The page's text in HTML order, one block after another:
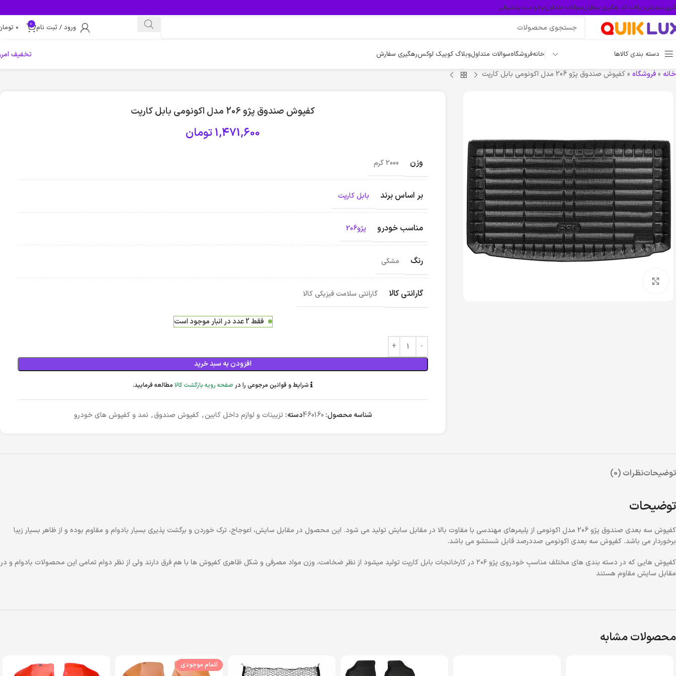
سفارشدریافت کد رهگیری سفارشسوالات متداولدرخواست پشتیبانی
ورود / ثبت نام 0
0
دسته بندی کالاها خانهفروشگاهسوالات متداولوبلاگ کوییک لوکسرهگیری سفارش
تخفیف
خانه »فروشگاه »کفپوش صندوق پژو 206 مدل اکونومی بابل کارپت
کفپوش صندوق پژو 206 مدل اکونومی بابل کارپت
1,471,600تومان
وزن 2000 گرم
بر اساس برند بابل کارپت
مناسب خودرو پژو206
رنگ مشکی
گارانتی کالا گارانتی سلامت فیزیکی کالا
فقط 2 عدد در انبار موجود است
افزودن به سبد خرید
شرایط و قوانین مرجوعی را در صفحه رویه بازگشت کالا مطالعه فرمایید.
شناسه محصول: 460160دسته: تزیینات و لوازم داخل کابین, کفپوش صندوق, نمد و کفپوش های خودرو
توضیحاتنظرات (0)
توضیحات
کفپوش سه بعدی صندوق پژو 206 مدل اكونومي از پلیمرهای مهندسی با مقاوت بالا در مقابل سایش تولید می شود. این محصول در مقابل سایش، اعوجاج،‌ ترک خوردن و برگشت پذیری بسیار بادوام و مقاوم بوده و از ظاهر بسیار زیبا
برخوردار می باشد. کفپوش سه بعدی اكونومي صددرصد قابل شستشو می باشد.
کفپوش هایی که در دسته بندی های مختلف مناسبِ خودروی پژو ۲۰۶ در کارخانجات بابل کارپت تولید میشود از نظر ضخامت، وزن مواد مصرفی و شکل ظاهری کفپوش ها با هم فرق دارند ولی از نظر دوام تمامی این محصولات بادوام و در
مقابل سایش مقاوم هستند
محصولات مشابه
اتمام موجودی